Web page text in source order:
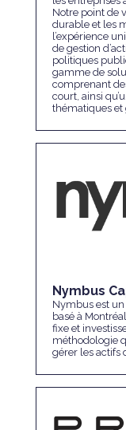
Notre point de
durable et les
l’expérience
de gestion
politiques
gamme de
comprenant
court, ainsi
thématiques et
Nymbus
Nymbus est
basé à
fixe et
méthodologie
gérer les actifs